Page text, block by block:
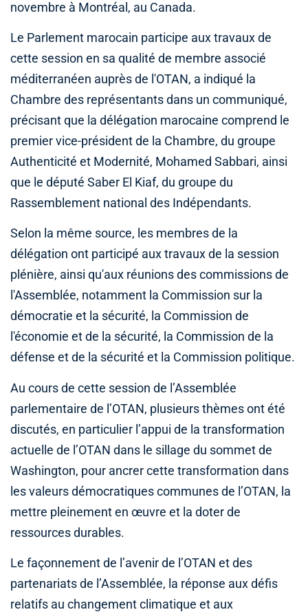
novembre à Montréal, au Canada.
Le Parlement marocain participe aux travaux de
cette session en sa qualité de membre associé
méditerranéen auprès de l'OTAN, a indiqué la
Chambre des représentants dans un communiqué,
précisant que la délégation marocaine comprend le
premier vice-président de la Chambre, du groupe
Authenticité et Modernité, Mohamed Sabbari, ainsi
que le député Saber El Kiaf, du groupe du
Rassemblement national des Indépendants.
Selon la même source, les membres de la
délégation ont participé aux travaux de la session
plénière, ainsi qu'aux réunions des commissions de
l'Assemblée, notamment la Commission sur la
démocratie et la sécurité, la Commission de
l'économie et de la sécurité, la Commission de la
défense et de la sécurité et la Commission politique.
Au cours de cette session de l’Assemblée
parlementaire de l’OTAN, plusieurs thèmes ont été
discutés, en particulier l’appui de la transformation
actuelle de l’OTAN dans le sillage du sommet de
Washington, pour ancrer cette transformation dans
les valeurs démocratiques communes de l’OTAN, la
mettre pleinement en œuvre et la doter de
ressources durables.
Le façonnement de l’avenir de l’OTAN et des
partenariats de l’Assemblée, la réponse aux défis
relatifs au changement climatique et aux